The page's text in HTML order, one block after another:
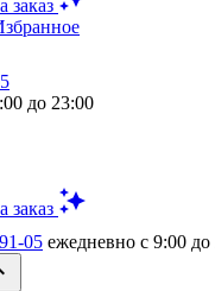
заказ
до 23:00
заказ auto_awesome
05 ежедневно с 9:00 до